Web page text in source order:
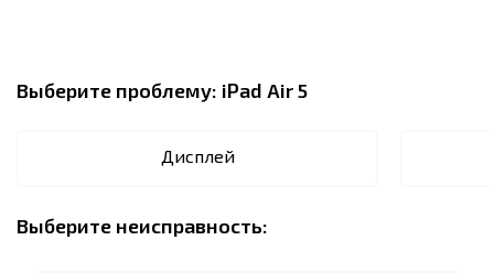
Выберите проблему: iPad Air 5
Дисплей
Выберите неисправность: